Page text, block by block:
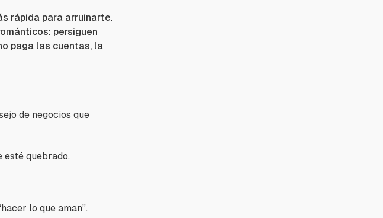
rápida para arruinarte.
persiguen
paga las cuentas, la
de negocios que
esté quebrado.
lo que aman”.